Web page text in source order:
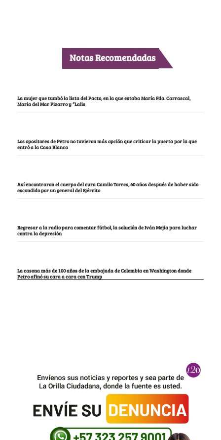
Notas Recomendadas
La mujer que tumbó la lista del Pacto, en la que estaba María Fda. Carrascal,
María del Mar Pizarro y “Lalis
Los opositores de Petro no tuvieron más opción que criticar la puerta por la que
entró a la Casa Blanca
Así encontraron el cuerpo del cura Camilo Torres, 60 años después de haber sido
escondido por un general del Ejército
Regresar a la radio para comentar fútbol, la solución de Iván Mejía para luchar
contra la depresión
La casona más de 100 años de la embajada de Colombia en Washington donde
Petro afinó su cara a cara con Trump